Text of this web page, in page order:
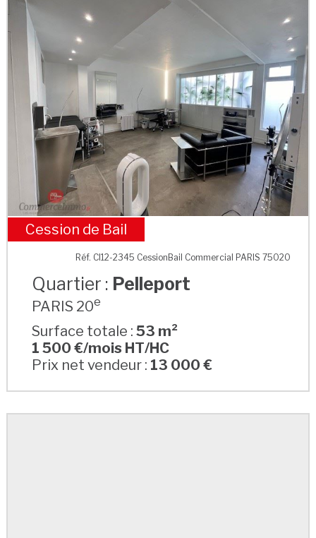
Pelleport
Cession de Bail
Réf. CI12-2345 CessionBail Commercial PARIS 75020
Quartier : Pelleport
PARIS 20e
Surface totale :53 m²
1 500 €/mois HT/HC
Prix net vendeur : 13 000 €